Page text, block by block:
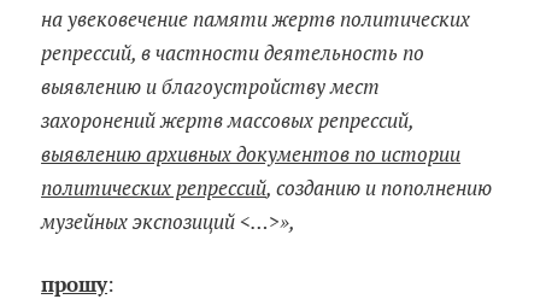
на увековечение памяти жертв политических
репрессий, в частности деятельность по
выявлению и благоустройству мест
захоронений жертв массовых репрессий,
выявлению архивных документов по истории
политических репрессий, созданию и пополнению
музейных экспозиций <…>»,
прошу: